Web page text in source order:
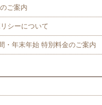
ご案内
シーについて
・年末年始 特別料金のご案内